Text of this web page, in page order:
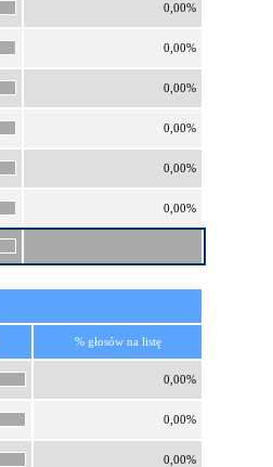
0,00%
0,00%
0,00%
0,00%
0,00%
0,00%
% głosów na listę
0,00%
0,00%
0,00%